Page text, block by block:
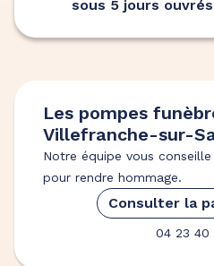
sous 5 jours ouvrés
Les pompes
Villefranche-sur-
Notre équipe vous
pour rendre hommage.
Consulter la
04 23 40